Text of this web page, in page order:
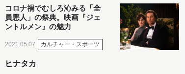
コロナ禍でむしろ沁みる「全
員悪人」の祭典。映画『ジェ
ントルメン』の魅力
2021.05.07 カルチャー・スポーツ
ヒナタカ